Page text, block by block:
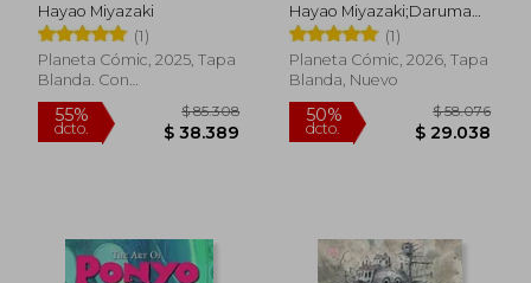
50%
dcto. $ 104.395
55%
dcto. $
Hayao Miyazaki
(1)
Planeta Cómic, 2025, Tapa
Blanda. Con
Sobrecubierta, Nuevo
Hayao Miyazaki;Daruma
Serveis Lingüistics, S.L.
(1)
Planeta Cómic, 2026, Tapa
Blanda, Nuevo